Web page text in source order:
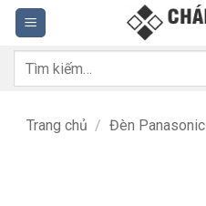
Bỏ
qua
nội
dung
Tìm
Trang chủ / Đèn Panasonic